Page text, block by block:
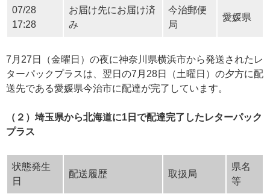
07/28
17:28
お届け先にお届け済
み
今治郵便
局
愛媛県
7月27日（金曜日）の夜に神奈川県横浜市から発送されたレ
ターパックプラスは、翌日の7月28日（土曜日）の夕方に配
送先である愛媛県今治市に配達が完了しています。
（２）埼玉県から北海道に1日で配達完了したレターパック
プラス
状態発生
日
配送履歴 取扱局
県名
等